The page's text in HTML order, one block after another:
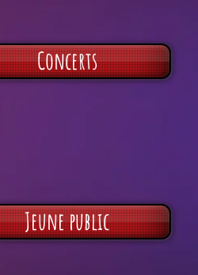
Concerts
Jeune public